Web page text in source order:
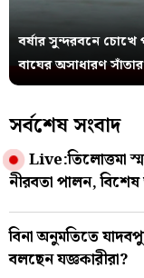
বর্ষার সুন্দরবনে
বাঘের অসাধারণ
সর্বশেষ সংবাদ
Live:তিলোত্তমা
নীরবতা পালন,
বিনা অনুমতিতে
বলছেন যজ্ঞকারীরা?